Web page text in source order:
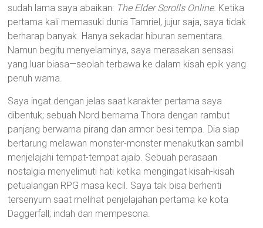
sudah lama saya abaikan: The Elder Scrolls Online. Ketika
pertama kali memasuki dunia Tamriel, jujur saja, saya tidak
berharap banyak. Hanya sekadar hiburan sementara.
Namun begitu menyelaminya, saya merasakan sensasi
yang luar biasa—seolah terbawa ke dalam kisah epik yang
penuh warna.
Saya ingat dengan jelas saat karakter pertama saya
dibentuk; sebuah Nord bernama Thora dengan rambut
panjang berwarna pirang dan armor besi tempa. Dia siap
bertarung melawan monster-monster menakutkan sambil
menjelajahi tempat-tempat ajaib. Sebuah perasaan
nostalgia menyelimuti hati ketika mengingat kisah-kisah
petualangan RPG masa kecil. Saya tak bisa berhenti
tersenyum saat melihat penjelajahan pertama ke kota
Daggerfall; indah dan mempesona.